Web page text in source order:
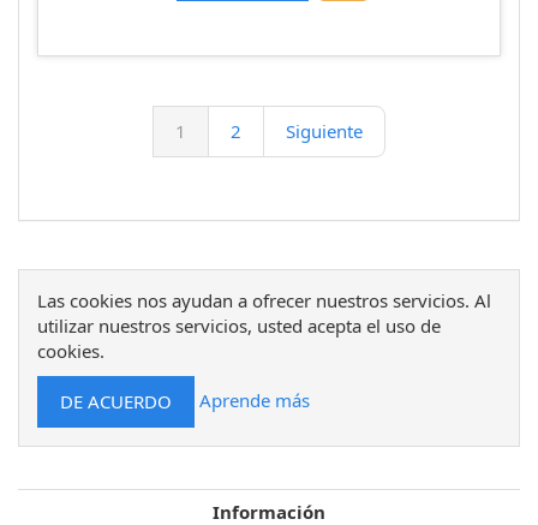
1 2 Siguiente
Las cookies nos ayudan a ofrecer nuestros servicios. Al
utilizar nuestros servicios, usted acepta el uso de
cookies.
Aprende más
Información